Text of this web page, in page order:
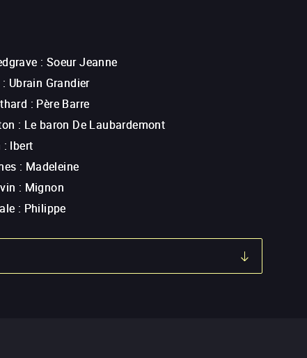
: Soeur Jeanne
: Ubrain Grandier
: Père Barre
: Le baron De Laubardemont
: Ibert
: Madeleine
: Mignon
: Philippe